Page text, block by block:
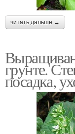
читать дальше →
грунте.
посадка,